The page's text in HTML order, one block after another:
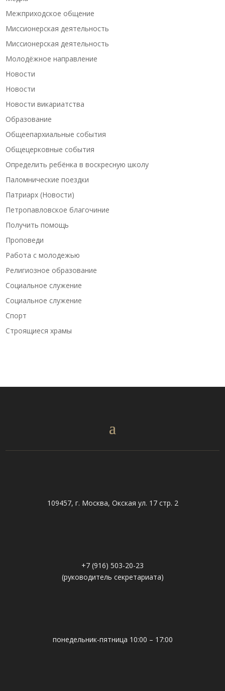
Межприходское общение
Миссионерская деятельность
Миссионерская деятельность
Молодёжное направление
Новости
Новости
Новости викариатства
Образование
Общеепархиальные события
Общецерковные события
Определить ребёнка в воскресную школу
Паломнические поездки
Патриарх (Новости)
Петропавловское благочиние
Получить помощь
Проповеди
Работа с молодежью
Религиозное образование
Социальное служение
Социальное служение
Спорт
Строящиеся храмы
109457, г. Москва, Окская ул. 17 стр. 2
+7 (916) 503-20-23
(руководитель секретариата)
понедельник-пятница 10:00 – 17:00